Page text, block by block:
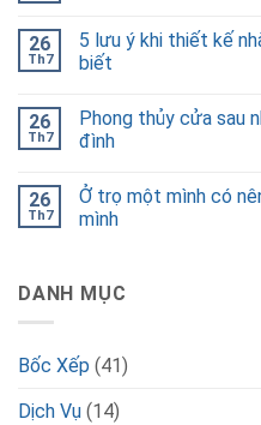
26
Th7
5 lưu ý khi thiết kế
biết
26
Th7
Phong thủy cửa sau
đình
26
Th7
Ở trọ một mình có
mình
DANH MỤC
Bốc Xếp (41)
Dịch Vụ (14)